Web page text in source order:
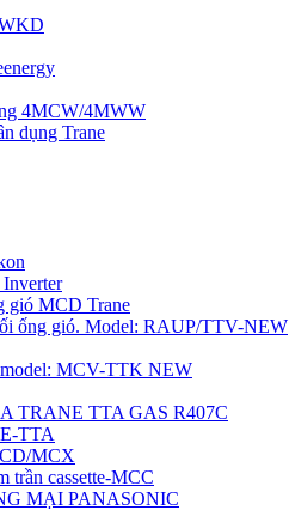
4MCW/4MWW
dụng Trane
gió MCD Trane
ống gió. Model: RAUP/TTV-NEW
MCV-TTK NEW
TRANE TTA GAS R407C
TTA
MCX
trần cassette-MCC
MẠI PANASONIC